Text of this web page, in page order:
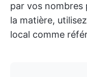
par vos nombres
la matière,
local comme